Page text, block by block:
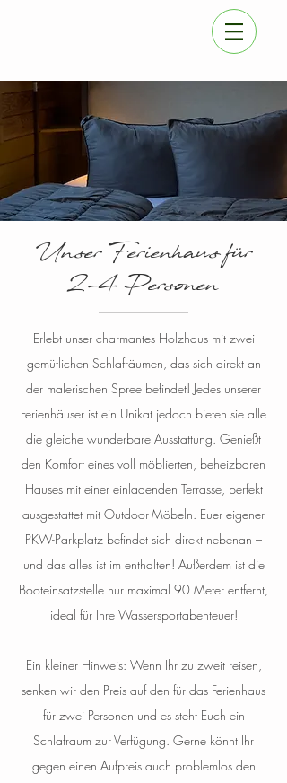
Unser Ferienhaus für
2-4 Personen
Erlebt unser charmantes Holzhaus mit zwei
gemütlichen Schlafräumen, das sich direkt an
der malerischen Spree befindet! Jedes unserer
Ferienhäuser ist ein Unikat jedoch bieten sie alle
die gleiche wunderbare Ausstattung. Genießt
den Komfort eines voll möblierten, beheizbaren
Hauses mit einer einladenden Terrasse, perfekt
ausgestattet mit Outdoor-Möbeln. Euer eigener
PKW-Parkplatz befindet sich direkt nebenan –
und das alles ist im enthalten! Außerdem ist die
Booteinsatzstelle nur maximal 90 Meter entfernt,
ideal für Ihre Wassersportabenteuer!
Ein kleiner Hinweis: Wenn Ihr zu zweit reisen,
senken wir den Preis auf den für das Ferienhaus
für zwei Personen und es steht Euch ein
Schlafraum zur Verfügung. Gerne könnt Ihr
gegen einen Aufpreis auch problemlos den